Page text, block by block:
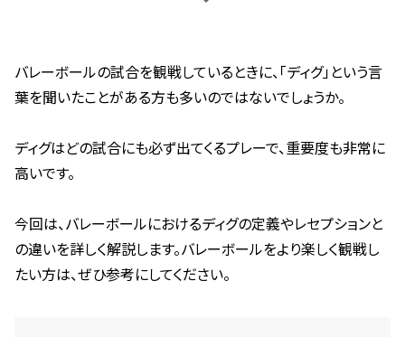
バレーボールの試合を観戦しているときに、「ディグ」という言
葉を聞いたことがある方も多いのではないでしょうか。
ディグはどの試合にも必ず出てくるプレーで、重要度も非常に
高いです。
今回は、バレーボールにおけるディグの定義やレセプションと
の違いを詳しく解説します。バレーボールをより楽しく観戦し
たい方は、ぜひ参考にしてください。